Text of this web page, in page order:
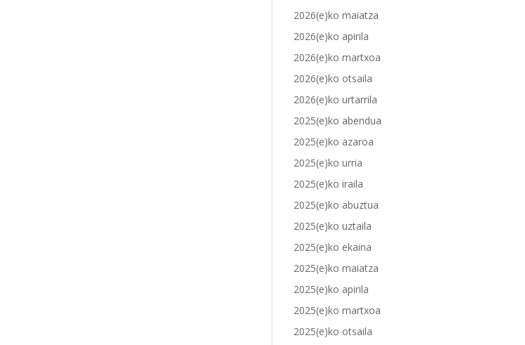
2026(e)ko maiatza
2026(e)ko apirila
2026(e)ko martxoa
2026(e)ko otsaila
2026(e)ko urtarrila
2025(e)ko abendua
2025(e)ko azaroa
2025(e)ko urria
2025(e)ko iraila
2025(e)ko abuztua
2025(e)ko uztaila
2025(e)ko ekaina
2025(e)ko maiatza
2025(e)ko apirila
2025(e)ko martxoa
2025(e)ko otsaila